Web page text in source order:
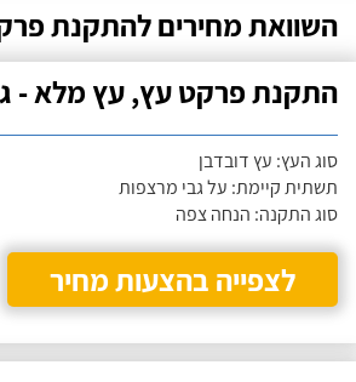
השוואת מחירים להתקנת
התקנת פרקט עץ, עץ מלא -
סוג העץ: עץ דובדבן
תשתית קיימת: על גבי מרצפות
סוג התקנה: הנחה צפה
לצפייה בהצעות מחיר